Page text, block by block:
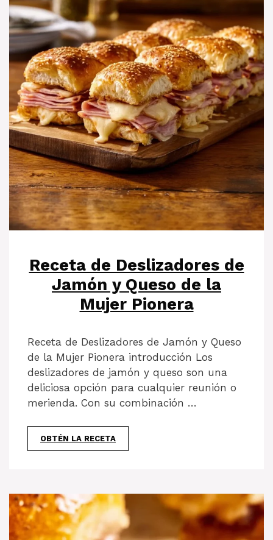
Receta de Deslizadores de
Jamón y Queso de la
Mujer Pionera
Receta de Deslizadores de Jamón y Queso
de la Mujer Pionera introducción Los
deslizadores de jamón y queso son una
deliciosa opción para cualquier reunión o
merienda. Con su combinación …
OBTÉN LA RECETA